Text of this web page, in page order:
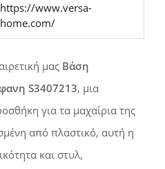
https://www.versa-
home.com/
μας Βάση
S3407213, μια
για τα μαχαίρια της
από πλαστικό, αυτή η
και στυλ,